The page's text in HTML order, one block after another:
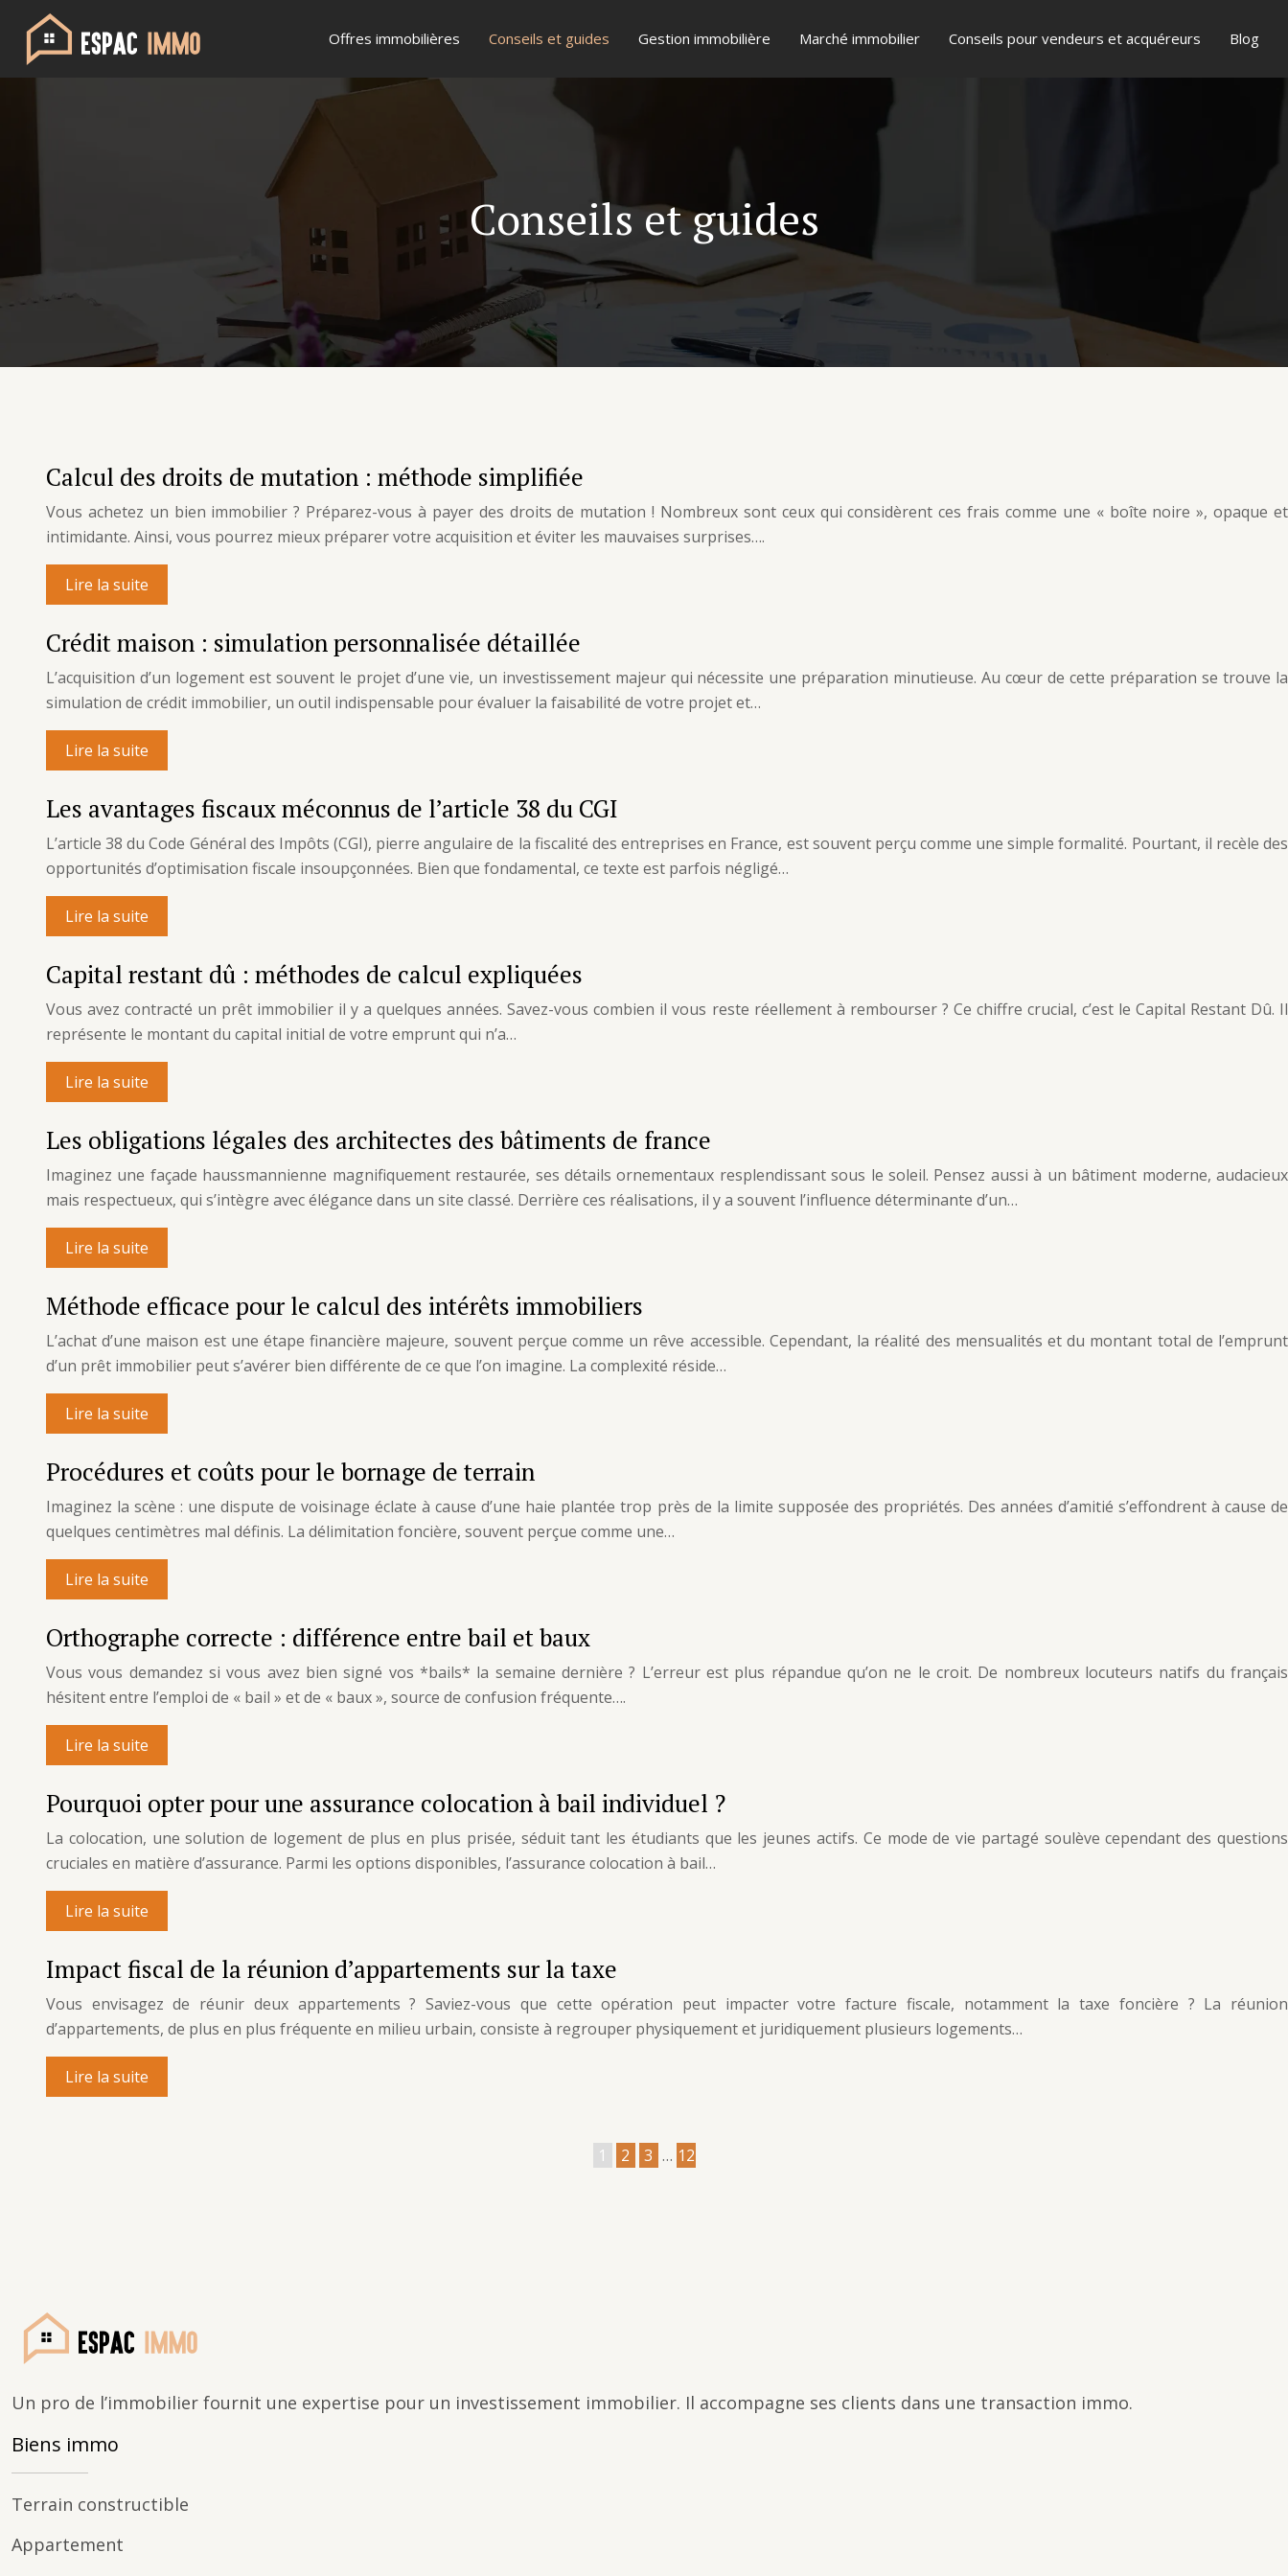
Offres immobilières Conseils et guides Gestion immobilière Marché immobilier Conseils pour vendeurs et acquéreurs Blog
Conseils et guides
Calcul des droits de mutation : méthode simplifiée
Vous achetez un bien immobilier ? Préparez-vous à payer des droits de mutation ! Nombreux sont ceux qui considèrent ces frais comme une « boîte noire », opaque et
intimidante. Ainsi, vous pourrez mieux préparer votre acquisition et éviter les mauvaises surprises….
Lire la suite
Crédit maison : simulation personnalisée détaillée
L’acquisition d’un logement est souvent le projet d’une vie, un investissement majeur qui nécessite une préparation minutieuse. Au cœur de cette préparation se trouve la
simulation de crédit immobilier, un outil indispensable pour évaluer la faisabilité de votre projet et…
Lire la suite
Les avantages fiscaux méconnus de l’article 38 du CGI
L’article 38 du Code Général des Impôts (CGI), pierre angulaire de la fiscalité des entreprises en France, est souvent perçu comme une simple formalité. Pourtant, il recèle des
opportunités d’optimisation fiscale insoupçonnées. Bien que fondamental, ce texte est parfois négligé…
Lire la suite
Capital restant dû : méthodes de calcul expliquées
Vous avez contracté un prêt immobilier il y a quelques années. Savez-vous combien il vous reste réellement à rembourser ? Ce chiffre crucial, c’est le Capital Restant Dû. Il
représente le montant du capital initial de votre emprunt qui n’a…
Lire la suite
Les obligations légales des architectes des bâtiments de france
Imaginez une façade haussmannienne magnifiquement restaurée, ses détails ornementaux resplendissant sous le soleil. Pensez aussi à un bâtiment moderne, audacieux
mais respectueux, qui s’intègre avec élégance dans un site classé. Derrière ces réalisations, il y a souvent l’influence déterminante d’un…
Lire la suite
Méthode efficace pour le calcul des intérêts immobiliers
L’achat d’une maison est une étape financière majeure, souvent perçue comme un rêve accessible. Cependant, la réalité des mensualités et du montant total de l’emprunt
d’un prêt immobilier peut s’avérer bien différente de ce que l’on imagine. La complexité réside…
Lire la suite
Procédures et coûts pour le bornage de terrain
Imaginez la scène : une dispute de voisinage éclate à cause d’une haie plantée trop près de la limite supposée des propriétés. Des années d’amitié s’effondrent à cause de
quelques centimètres mal définis. La délimitation foncière, souvent perçue comme une…
Lire la suite
Orthographe correcte : différence entre bail et baux
Vous vous demandez si vous avez bien signé vos *bails* la semaine dernière ? L’erreur est plus répandue qu’on ne le croit. De nombreux locuteurs natifs du français
hésitent entre l’emploi de « bail » et de « baux », source de confusion fréquente….
Lire la suite
Pourquoi opter pour une assurance colocation à bail individuel ?
La colocation, une solution de logement de plus en plus prisée, séduit tant les étudiants que les jeunes actifs. Ce mode de vie partagé soulève cependant des questions
cruciales en matière d’assurance. Parmi les options disponibles, l’assurance colocation à bail…
Lire la suite
Impact fiscal de la réunion d’appartements sur la taxe
Vous envisagez de réunir deux appartements ? Saviez-vous que cette opération peut impacter votre facture fiscale, notamment la taxe foncière ? La réunion
d’appartements, de plus en plus fréquente en milieu urbain, consiste à regrouper physiquement et juridiquement plusieurs logements…
Lire la suite
1 2 3 … 12
Un pro de l’immobilier fournit une expertise pour un investissement immobilier. Il accompagne ses clients dans une transaction immo.
Biens immo
Terrain constructible
Appartement